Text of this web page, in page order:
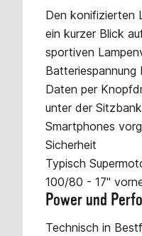
Den konifizierten
ein kurzer Blick
sportiven
Daten per
unter der
Smartphones
Sicherheit
Typisch
100/80 - 17"
Power und
Technisch in